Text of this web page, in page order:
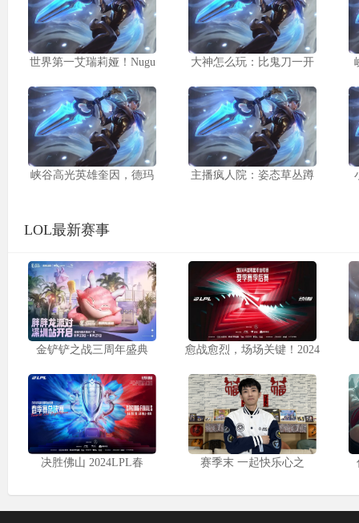
世界第一艾瑞莉娅！Nugu 大神怎么玩：比鬼刀一开
峡谷高光英雄奎因，德玛 主播疯人院：姿态草丛蹲
LOL最新赛事
金铲铲之战三周年盛典 愈战愈烈，场场关键！2024
决胜佛山 2024LPL春 赛季末 一起快乐心之